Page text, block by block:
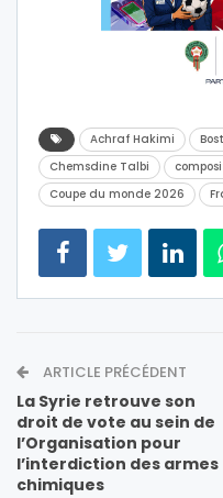
Achraf Hakimi
Chemsdine Talbi
Coupe du monde 2026
ARTICLE PRÉCÉDENT
La Syrie retrouve son
droit de vote au sein de
l’Organisation pour
l’interdiction des armes
chimiques